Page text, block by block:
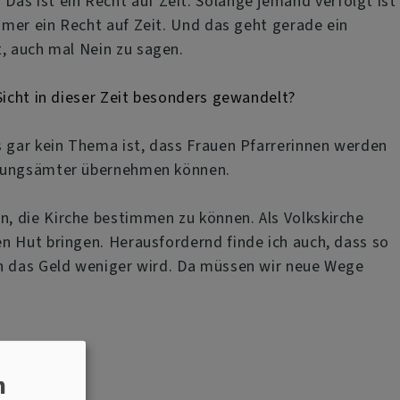
ein Recht auf Zeit. Und das geht gerade ein
mal Nein zu sagen.
in dieser Zeit besonders gewandelt?
kein Thema ist, dass Frauen Pfarrerinnen werden
übernehmen können.
die Kirche bestimmen zu können. Als Volkskirche
Hut bringen. Herausfordernd finde ich auch, dass so
Geld weniger wird. Da müssen wir neue Wege